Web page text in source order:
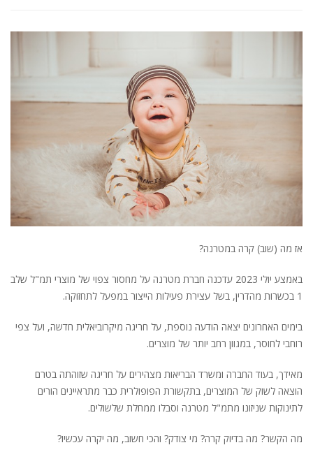
אז מה (שוב) קרה במטרנה?
באמצע יולי 2023 עדכנה חברת מטרנה על מחסור צפוי של מוצרי תמ"ל שלב
1 בכשרות מהדרין, בשל עצירת פעילות הייצור במפעל לתחזוקה.
בימים האחרונים יצאה הודעה נוספת, על חריגה מיקרוביאלית חדשה, ועל צפי
רוחבי לחוסר, במגוון רחב יותר של מוצרים.
מאידך, בעוד החברה ומשרד הבריאות מצהירים על חריגה שזוהתה בטרם
הוצאה לשוק של המוצרים, בתקשורת הפופולרית כבר מתראיינים הורים
לתינוקות שניזונו מתמ"ל מטרנה וסבלו ממחלת שלשולים.
מה הקשר? מה בדיוק קרה? מי צודק? והכי חשוב, מה יקרה עכשיו?